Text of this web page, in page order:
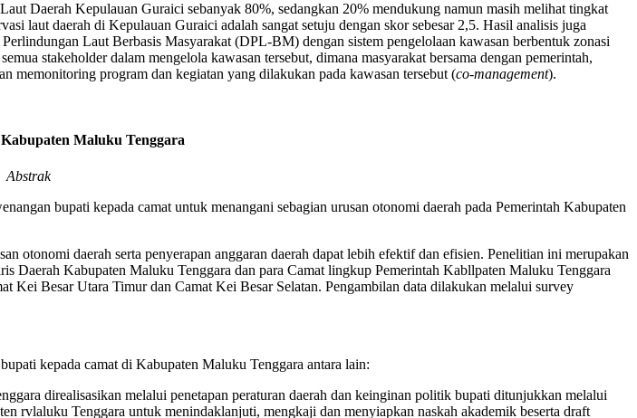
Daerah Kepulauan Guraici sebanyak 80%, sedangkan 20% mendukung namun masih melihat tingkat
laut daerah di Kepulauan Guraici adalah sangat setuju dengan skor sebesar 2,5. Hasil analisis juga
Laut Berbasis Masyarakat (DPL-BM) dengan sistem pengelolaan kawasan berbentuk zonasi
stakeholder dalam mengelola kawasan tersebut, dimana masyarakat bersama dengan pemerintah,
memonitoring program dan kegiatan yang dilakukan pada kawasan tersebut (co-management).
Maluku Tenggara
Abstrak
bupati kepada camat untuk menangani sebagian urusan otonomi daerah pada Pemerintah Kabupaten
otonomi daerah serta penyerapan anggaran daerah dapat lebih efektif dan efisien. Penelitian ini merupakan
Daerah Kabupaten Maluku Tenggara dan para Camat lingkup Pemerintah Kabllpaten Maluku Tenggara
Besar Utara Timur dan Camat Kei Besar Selatan. Pengambilan data dilakukan melalui survey
kepada camat di Kabupaten Maluku Tenggara antara lain:
direalisasikan melalui penetapan peraturan daerah dan keinginan politik bupati ditunjukkan melalui
rvlaluku Tenggara untuk menindaklanjuti, mengkaji dan menyiapkan naskah akademik beserta draft